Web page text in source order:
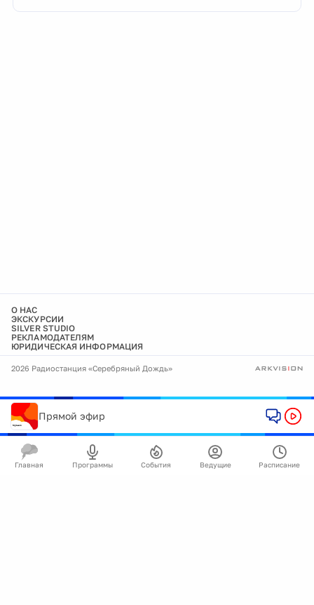
О НАС
ЭКСКУРСИИ
SILVER STUDIO
РЕКЛАМОДАТЕЛЯМ
ЮРИДИЧЕСКАЯ ИНФОРМАЦИЯ
2026 Радиостанция «Серебряный Дождь»
Прямой эфир
Главная Программы События Ведущие Расписание